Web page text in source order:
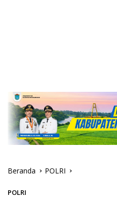
Beranda POLRI
POLRI